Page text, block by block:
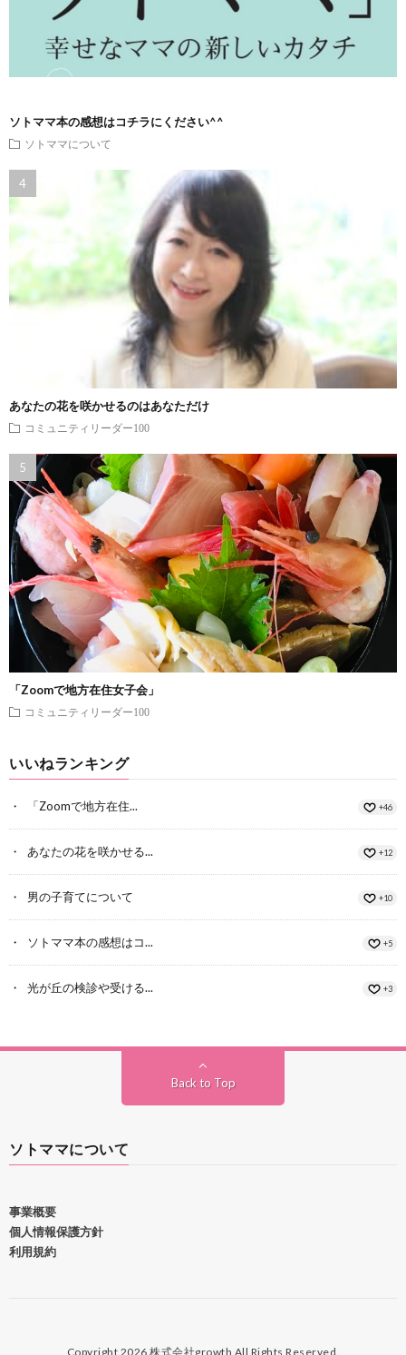
ソトママ本の感想はコチラにください^^
ソトママについて
あなたの花を咲かせるのはあなただけ
コミュニティリーダー100
「Zoomで地方在住女子会」
コミュニティリーダー100
いいねランキング
「Zoomで地方在住... +46
あなたの花を咲かせる... +12
男の子育てについて +10
ソトママ本の感想はコ... +5
光が丘の検診や受ける... +3
Back to Top
ソトママについて
事業概要
個人情報保護方針
利用規約
Copyright 2026 株式会社growth All Rights Reserved.